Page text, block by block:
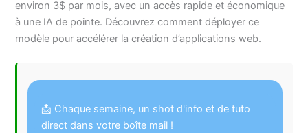
environ 3$ par mois, avec un accès rapide et économique
à une IA de pointe. Découvrez comment déployer ce
modèle pour accélérer la création d’applications web.
📩 Chaque semaine, un shot d'info et de tuto
direct dans votre boîte mail !